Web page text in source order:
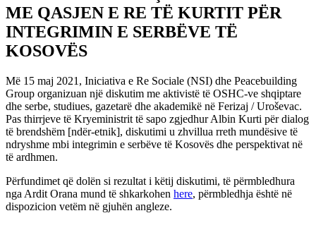
ME QASJEN E RE TË KURTIT PËR
INTEGRIMIN E SERBËVE TË
KOSOVËS
Më 15 maj 2021, Iniciativa e Re Sociale (NSI) dhe Peacebuilding
Group organizuan një diskutim me aktivistë të OSHC-ve shqiptare
dhe serbe, studiues, gazetarë dhe akademikë në Ferizaj / Uroševac.
Pas thirrjeve të Kryeministrit të sapo zgjedhur Albin Kurti për dialog
të brendshëm [ndër-etnik], diskutimi u zhvillua rreth mundësive të
ndryshme mbi integrimin e serbëve të Kosovës dhe perspektivat në
të ardhmen.
Përfundimet që dolën si rezultat i këtij diskutimi, të përmbledhura
nga Ardit Orana mund të shkarkohen here, përmbledhja është në
dispozicion vetëm në gjuhën angleze.